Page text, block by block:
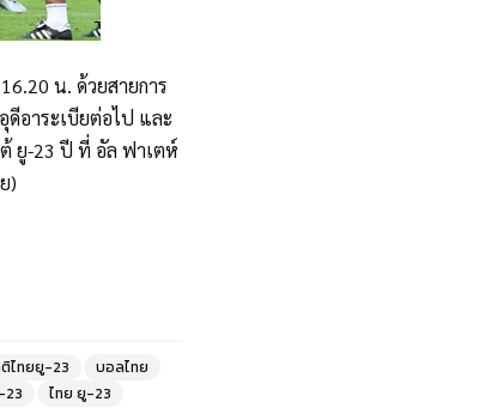
น. ด้วยสายการ
อาระเบียต่อไป และ
ยู-23 ปี ที่ อัล ฟาเตห์
)
ไทยยู-23
บอลไทย
ไทย ยู-23